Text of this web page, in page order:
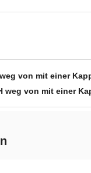
von mit einer
weg von mit einer